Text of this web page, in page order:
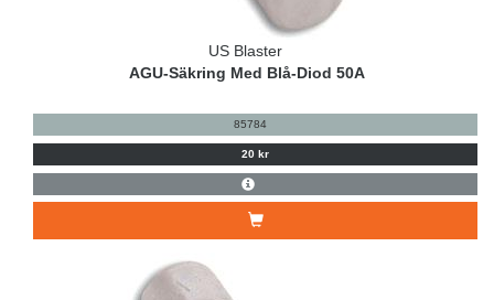
US Blaster
AGU-Säkring Med Blå-Diod 50A
85784
20 kr